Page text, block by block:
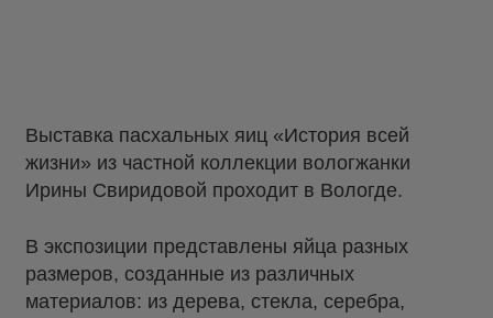
Выставка пасхальных яиц «История всей
жизни» из частной коллекции вологжанки
Ирины Свиридовой проходит в Вологде.
В экспозиции представлены яйца разных
размеров, созданные из различных
материалов: из дерева, стекла, серебра,